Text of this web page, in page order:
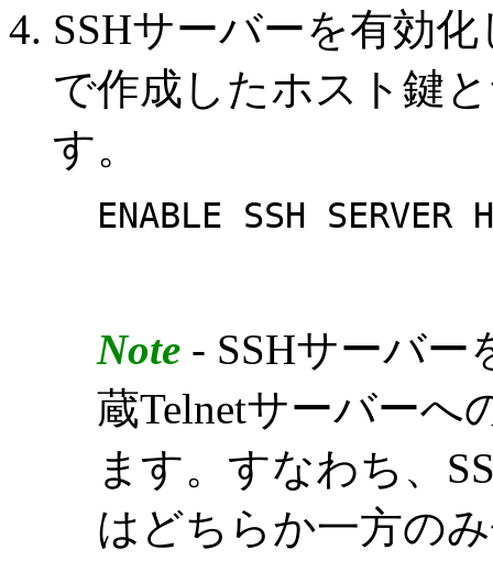
SSHサーバーを有効
で作成したホスト鍵
す。
ENABLE SSH SERVER
Note - SSHサーバー
蔵Telnetサーバー
ます。すなわち、
はどちらか一方の